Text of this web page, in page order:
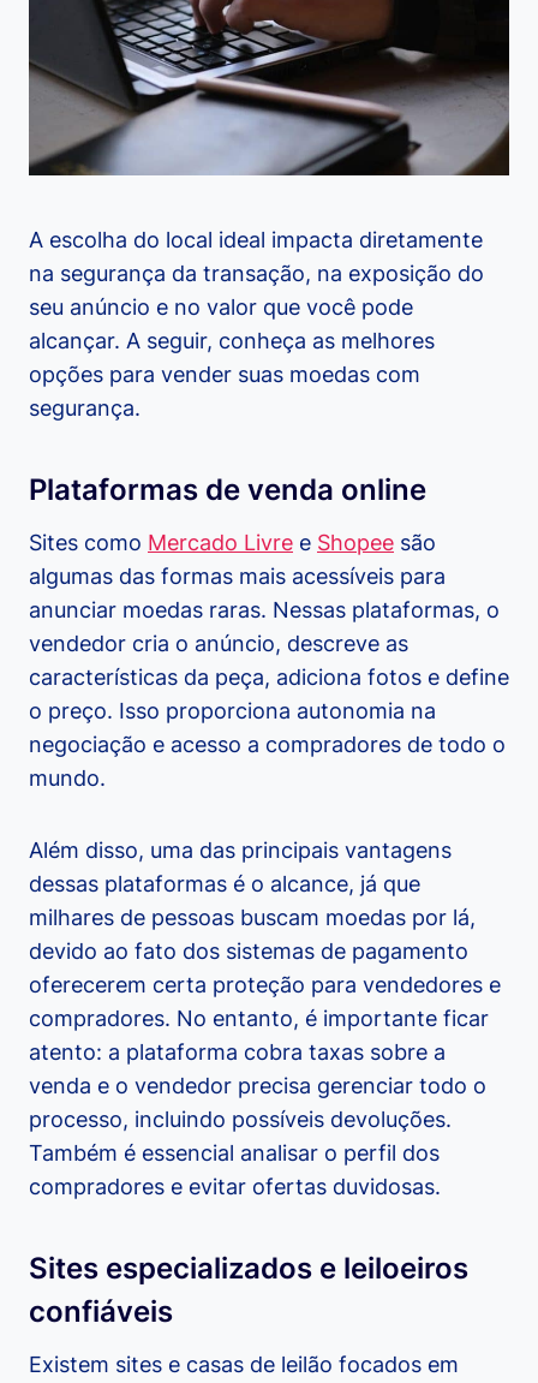
A escolha do local ideal impacta diretamente
na segurança da transação, na exposição do
seu anúncio e no valor que você pode
alcançar. A seguir, conheça as melhores
opções para vender suas moedas com
segurança.
Plataformas de venda online
Sites como Mercado Livre e Shopee são
algumas das formas mais acessíveis para
anunciar moedas raras. Nessas plataformas, o
vendedor cria o anúncio, descreve as
características da peça, adiciona fotos e define
o preço. Isso proporciona autonomia na
negociação e acesso a compradores de todo o
mundo.
Além disso, uma das principais vantagens
dessas plataformas é o alcance, já que
milhares de pessoas buscam moedas por lá,
devido ao fato dos sistemas de pagamento
oferecerem certa proteção para vendedores e
compradores. No entanto, é importante ficar
atento: a plataforma cobra taxas sobre a
venda e o vendedor precisa gerenciar todo o
processo, incluindo possíveis devoluções.
Também é essencial analisar o perfil dos
compradores e evitar ofertas duvidosas.
Sites especializados e leiloeiros
confiáveis
Existem sites e casas de leilão focados em